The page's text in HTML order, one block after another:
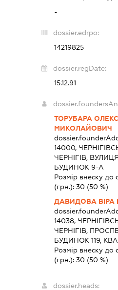
-
dossier.edrpo:
14219825
dossier.regDate:
15.12.91
ТОРУБАРА
МИКОЛАЙОВИЧ
14000,
ЧЕРНІГІВ,
БУДИНОК 9-А
Розмір внеску до
(грн.): 30 (50 %)
ДАВИДОВА ВІРА
14038,
ЧЕРНІГІВ,
БУДИНОК 119,
Розмір внеску до
(грн.): 30 (50 %)
dossier.heads: